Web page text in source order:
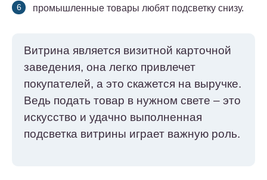
промышленные товары любят подсветку снизу.
Витрина является визитной карточной
заведения, она легко привлечет
покупателей, а это скажется на выручке.
Ведь подать товар в нужном свете – это
искусство и удачно выполненная
подсветка витрины играет важную роль.